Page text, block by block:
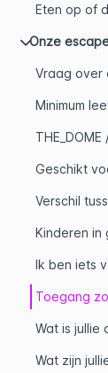
Eten op of
Onze
Vraag over
Minimum
THE_DOME
Geschikt
Verschil
Kinderen in
Ik ben iets
Toegang
Wat is jullie
Wat zijn